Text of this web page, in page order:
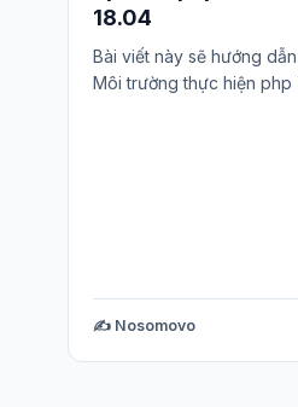
18.04
Bài viết này sẽ hướng
Môi trường thực hiện php
✍️ Nosomovo